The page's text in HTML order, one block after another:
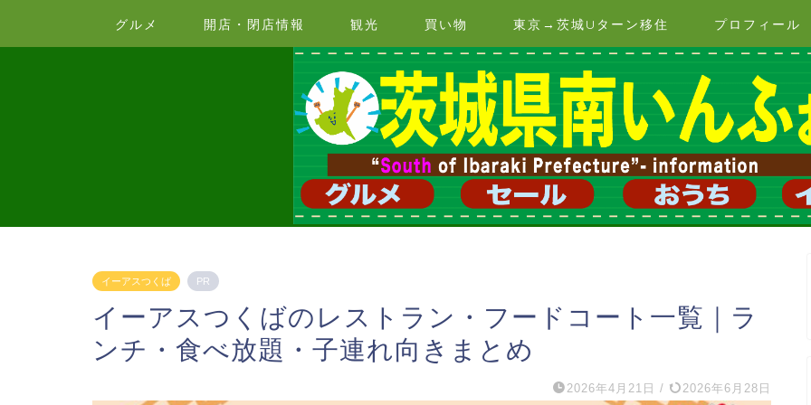
グルメ 開店・閉店情報 観光 買い物 東京→茨城Uターン移住 プロフィール
イーアスつくば PR
イーアスつくばのレストラン・フードコート一覧｜ラ
ンチ・食べ放題・子連れ向きまとめ
2026年4月21日 / 2026年6月28日